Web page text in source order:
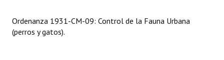
Informes de Gestión
Ordenanza 1931-CM-09: Control de la Fauna Urbana
(perros y gatos).